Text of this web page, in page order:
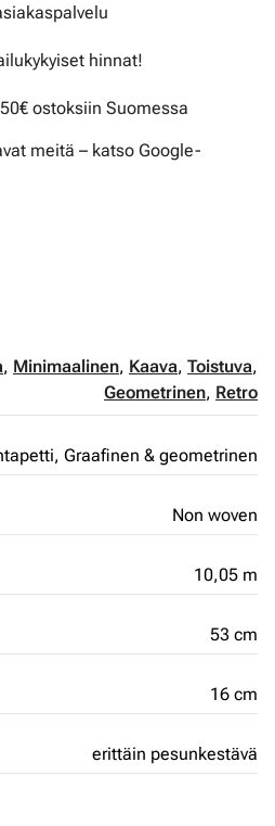
hinnat!
ostoksiin Suomessa
meitä – katso Google-
, Minimaalinen, Kaava, Toistuva,
Geometrinen, Retro
Graafinen & geometrinen
Non woven
10,05 m
53 cm
16 cm
erittäin pesunkestävä